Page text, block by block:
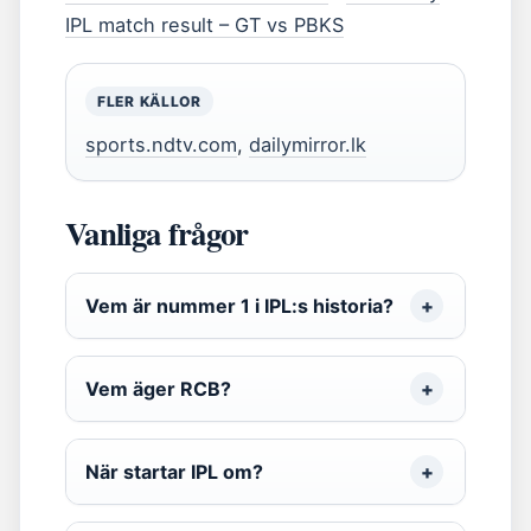
IPL match result – GT vs PBKS
FLER KÄLLOR
sports.ndtv.com, dailymirror.lk
Vanliga frågor
Vem är nummer 1 i IPL:s historia?
Vem äger RCB?
När startar IPL om?